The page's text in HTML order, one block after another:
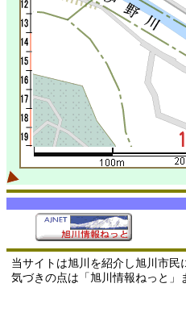
当サイトは旭川を紹介し旭川市
気づきの点は「旭川情報ねっと